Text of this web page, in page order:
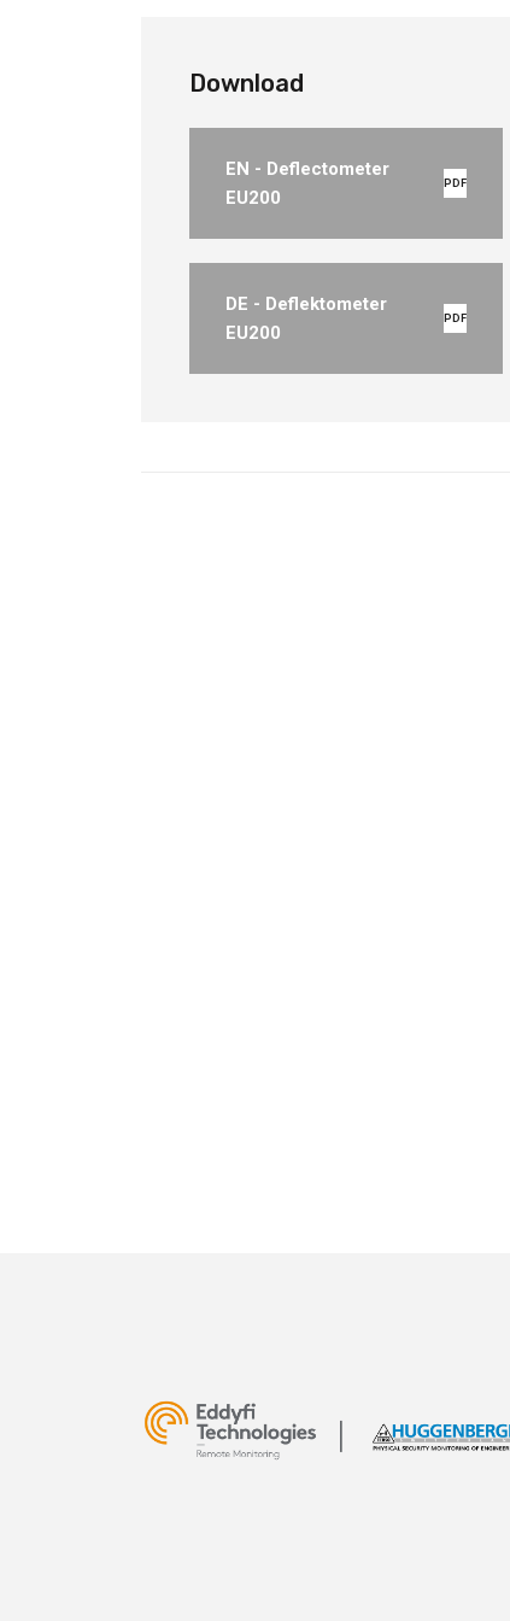
Download
EN - Deflectometer
EU200
PDF
DE - Deflektometer
EU200
PDF